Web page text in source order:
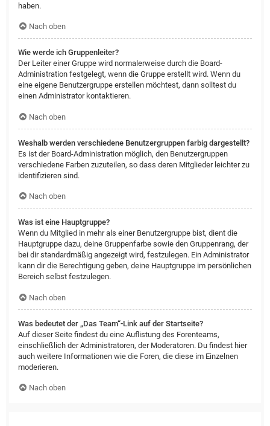
haben.
Nach oben
Wie werde ich Gruppenleiter?
Der Leiter einer Gruppe wird normalerweise durch die Board-
Administration festgelegt, wenn die Gruppe erstellt wird. Wenn du
eine eigene Benutzergruppe erstellen möchtest, dann solltest du
einen Administrator kontaktieren.
Nach oben
Weshalb werden verschiedene Benutzergruppen farbig dargestellt?
Es ist der Board-Administration möglich, den Benutzergruppen
verschiedene Farben zuzuteilen, so dass deren Mitglieder leichter zu
identifizieren sind.
Nach oben
Was ist eine Hauptgruppe?
Wenn du Mitglied in mehr als einer Benutzergruppe bist, dient die
Hauptgruppe dazu, deine Gruppenfarbe sowie den Gruppenrang, der
bei dir standardmäßig angezeigt wird, festzulegen. Ein Administrator
kann dir die Berechtigung geben, deine Hauptgruppe im persönlichen
Bereich selbst festzulegen.
Nach oben
Was bedeutet der „Das Team“-Link auf der Startseite?
Auf dieser Seite findest du eine Auflistung des Forenteams,
einschließlich der Administratoren, der Moderatoren. Du findest hier
auch weitere Informationen wie die Foren, die diese im Einzelnen
moderieren.
Nach oben